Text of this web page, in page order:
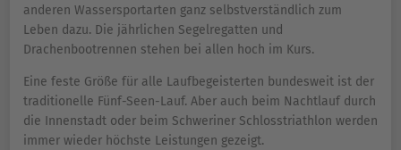
anderen Wassersportarten ganz selbstverständlich zum
Leben dazu. Die jährlichen Segelregatten und
Drachenbootrennen stehen bei allen hoch im Kurs.
Eine feste Größe für alle Laufbegeisterten bundesweit ist der
traditionelle Fünf-Seen-Lauf. Aber auch beim Nachtlauf durch
die Innenstadt oder beim Schweriner Schlosstriathlon werden
immer wieder höchste Leistungen gezeigt.